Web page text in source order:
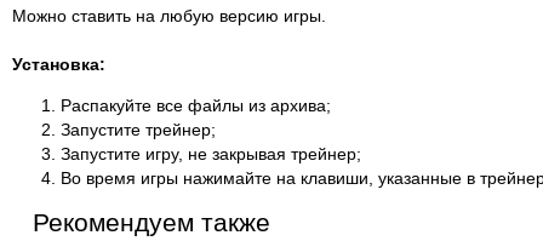
Можно ставить на любую версию игры.
Установка:
Распакуйте все файлы из архива;
Запустите трейнер;
Запустите игру, не закрывая трейнер;
Во время игры нажимайте на клавиши, указанные в
Рекомендуем также